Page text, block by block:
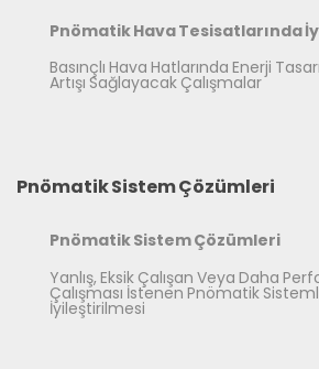
Pnömatik Hava Tesisatlarında
Basınçlı Hava Hatlarında Enerji
Artışı Sağlayacak Çalışmalar
Pnömatik Sistem Çözümleri
Pnömatik Sistem Çözümleri
Yanlış, Eksik Çalışan Veya Daha
Çalışması İstenen Pnömatik
İyileştirilmesi